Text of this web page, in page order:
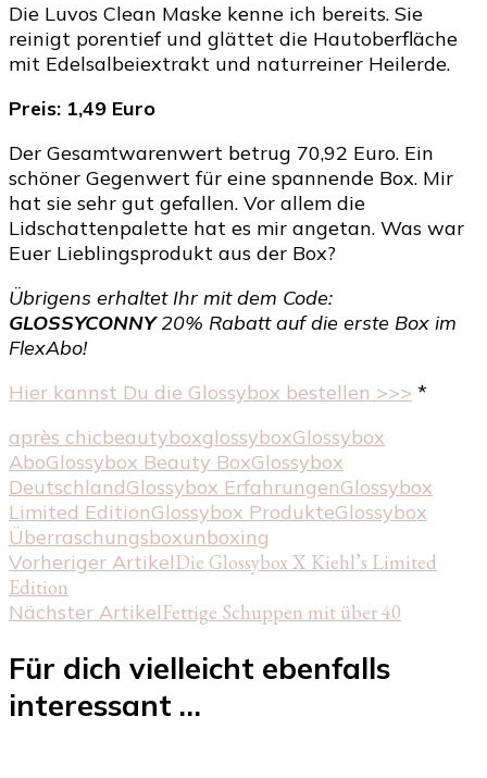
Die Luvos Clean Maske kenne ich bereits. Sie
reinigt porentief und glättet die Hautoberfläche
mit Edelsalbeiextrakt und naturreiner Heilerde.
Preis: 1,49 Euro
Der Gesamtwarenwert betrug 70,92 Euro. Ein
schöner Gegenwert für eine spannende Box. Mir
hat sie sehr gut gefallen. Vor allem die
Lidschattenpalette hat es mir angetan. Was war
Euer Lieblingsprodukt aus der Box?
Übrigens erhaltet Ihr mit dem Code:
GLOSSYCONNY20% Rabatt auf die erste Box im
FlexAbo!
Hier kannst Du die Glossybox bestellen >>> *
après chicbeautyboxglossyboxGlossybox
AboGlossybox Beauty BoxGlossybox
DeutschlandGlossybox ErfahrungenGlossybox
Limited EditionGlossybox ProdukteGlossybox
Überraschungsboxunboxing
Beitragsnavigation
Vorheriger ArtikelDie Glossybox X Kiehl’s Limited
Edition
Nächster ArtikelFettige Schuppen mit über 40
Für dich vielleicht ebenfalls
interessant …